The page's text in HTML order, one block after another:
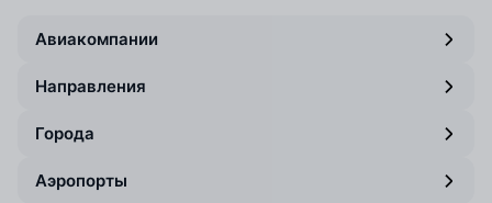
Авиакомпании
Направления
Города
Аэропорты